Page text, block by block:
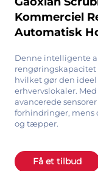
Kommerciel
Automatisk
Denne intelligente
hvilket gør den
erhvervslokaler.
avancerede
forhindringer, mens
og tæpper.
Få et tilbud